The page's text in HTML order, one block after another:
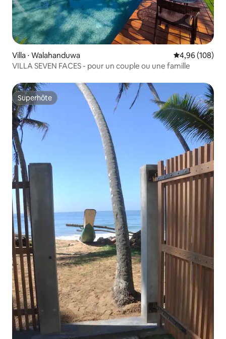
Villa ⋅ Walahanduwa Évaluation
4,96 (108)
VILLA SEVEN FACES - pour un couple ou une famille
Superhôte
Superhôte